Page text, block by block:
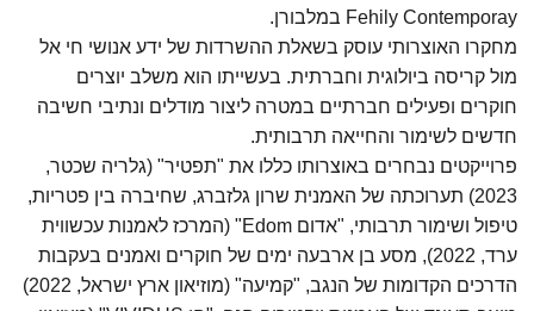
Fehily Contemporay במלבורן.
מחקרו האוצרותי עוסק בשאלת ההשרדות של ידע אנושי חי אל
מול קריסה ביולוגית וחברתית. בעשייתו הוא משלב יוצרים
חוקרים ופעילים חברתיים במטרה ליצור מודלים ונתיבי חשיבה
חדשים לשימור והחייאה תרבותית.
פרוייקטים נבחרים באוצרותו כללו את "תפטיר" (גלריה שכטר,
2023) תערוכתה של האמנית שרון גלזברג, שחיברה בין פטריות,
טיפול ושימור תרבותי, "אדום Edom" (המרכז לאמנות עכשווית
ערד, 2022), מסע בן ארבעה ימים של חוקרים ואמנים בעקבות
הדרכים הקדומות של הנגב, "קמיעה" (מוזיאון ארץ ישראל, 2022)